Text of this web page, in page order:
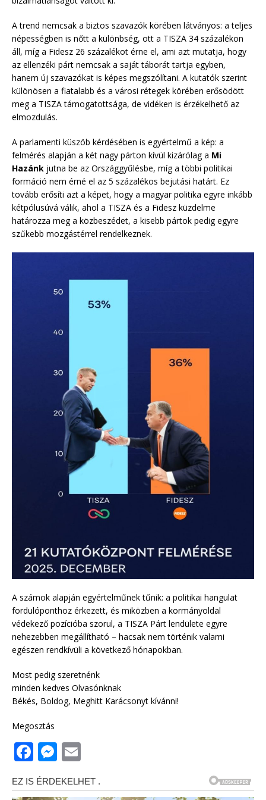
A trend nemcsak a biztos szavazók körében látványos: a teljes
népességben is nőtt a különbség, ott a TISZA 34 százalékon
áll, míg a Fidesz 26 százalékot érne el, ami azt mutatja, hogy
az ellenzéki párt nemcsak a saját táborát tartja egyben,
hanem új szavazókat is képes megszólítani. A kutatók szerint
különösen a fiatalabb és a városi rétegek körében erősödött
meg a TISZA támogatottsága, de vidéken is érzékelhető az
elmozdulás.
A parlamenti küszöb kérdésében is egyértelmű a kép: a
felmérés alapján a két nagy párton kívül kizárólag a Mi
Hazánk jutna be az Országgyűlésbe, míg a többi politikai
formáció nem érné el az 5 százalékos bejutási határt. Ez
tovább erősíti azt a képet, hogy a magyar politika egyre inkább
kétpólusúvá válik, ahol a TISZA és a Fidesz küzdelme
határozza meg a közbeszédet, a kisebb pártok pedig egyre
szűkebb mozgástérrel rendelkeznek.
A számok alapján egyértelműnek tűnik: a politikai hangulat
fordulóponthoz érkezett, és miközben a kormányoldal
védekező pozícióba szorul, a TISZA Párt lendülete egyre
nehezebben megállítható – hacsak nem történik valami
egészen rendkívüli a következő hónapokban.
Most pedig szeretnénk
minden kedves Olvasónknak
Békés, Boldog, Meghitt Karácsonyt kívánni!
Megosztás
F
a
c
M
ssai